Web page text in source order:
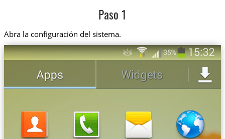
Paso 1
Abra la configuración del sistema.